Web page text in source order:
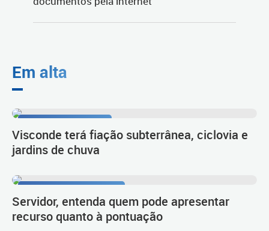
Em alta
Visconde terá fiação subterrânea, ciclovia e
jardins de chuva
Servidor, entenda quem pode apresentar
recurso quanto à pontuação